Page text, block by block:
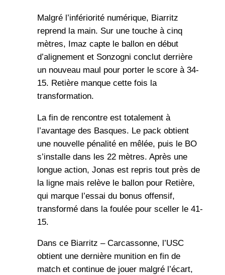
Malgré l’infériorité numérique, Biarritz
reprend la main. Sur une touche à cinq
mètres, Imaz capte le ballon en début
d’alignement et Sonzogni conclut derrière
un nouveau maul pour porter le score à 34-
15. Retière manque cette fois la
transformation.
La fin de rencontre est totalement à
l’avantage des Basques. Le pack obtient
une nouvelle pénalité en mêlée, puis le BO
s’installe dans les 22 mètres. Après une
longue action, Jonas est repris tout près de
la ligne mais relève le ballon pour Retière,
qui marque l’essai du bonus offensif,
transformé dans la foulée pour sceller le 41-
15.
Dans ce Biarritz – Carcassonne, l’USC
obtient une dernière munition en fin de
match et continue de jouer malgré l’écart,